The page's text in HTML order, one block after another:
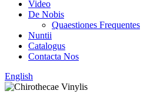
Video
De Nobis
Quaestiones Frequentes
Nuntii
Catalogus
Contacta Nos
English